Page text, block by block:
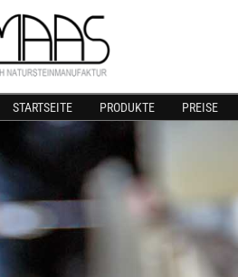
STARTSEITE PRODUKTE PREISE